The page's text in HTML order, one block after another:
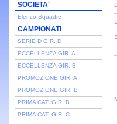
SOCIETA'
Elenco Squadre
CAMPIONATI
SERIE D GIR. D
ECCELLENZA GIR. A
ECCELLENZA GIR. B
PROMOZIONE GIR. A
PROMOZIONE GIR. B
PRIMA CAT. GIR. B
PRIMA CAT. GIR. C